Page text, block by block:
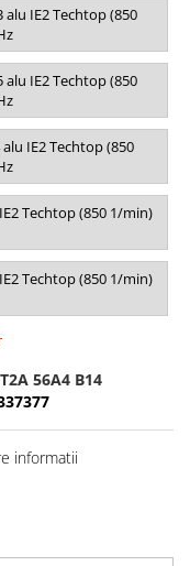
alu IE2 Techtop (850
alu IE2 Techtop (850
alu IE2 Techtop (850
Techtop (850 1/min)
Techtop (850 1/min)
56A4 B14
informatii